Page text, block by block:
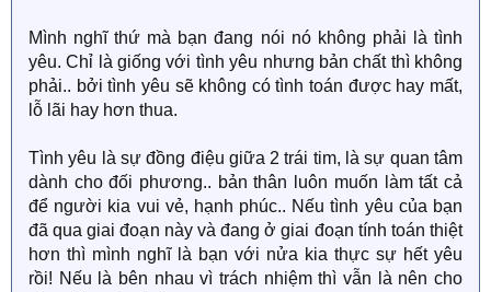
Mình nghĩ thứ mà bạn đang nói nó không phải là tình
yêu. Chỉ là giống với tình yêu nhưng bản chất thì không
phải.. bởi tình yêu sẽ không có tình toán được hay mất,
lỗ lãi hay hơn thua.
Tình yêu là sự đồng điệu giữa 2 trái tim, là sự quan tâm
dành cho đối phương.. bản thân luôn muốn làm tất cả
để người kia vui vẻ, hạnh phúc.. Nếu tình yêu của bạn
đã qua giai đoạn này và đang ở giai đoạn tính toán thiệt
hơn thì mình nghĩ là bạn với nửa kia thực sự hết yêu
rồi! Nếu là bên nhau vì trách nhiệm thì vẫn là nên cho